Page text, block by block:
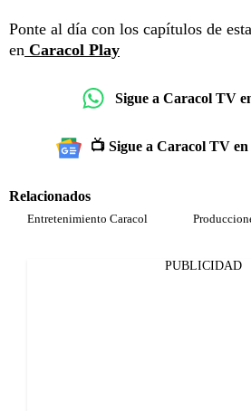
Ponte al día con los capítulos de
en Caracol Play
Sigue a Caracol TV
📺 Sigue a Caracol TV
Relacionados
Entretenimiento Caracol
PUBLICIDAD